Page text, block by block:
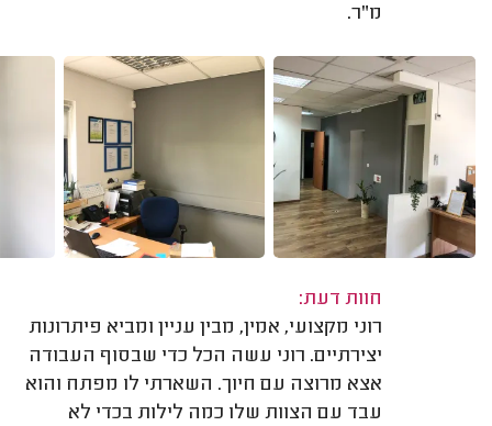
מ"ר.
חוות דעת:
רוני מקצועי, אמין, מבין עניין ומביא פיתרונות
יצירתיים. רוני עשה הכל כדי שבסוף העבודה
אצא מרוצה עם חיוך. השארתי לו מפתח והוא
עבד עם הצוות שלו כמה לילות בכדי לא